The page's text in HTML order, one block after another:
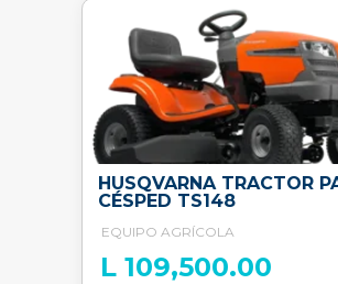
HUSQVARNA TRACTOR
CÉSPED TS148
EQUIPO AGRÍCOLA
L 109,500.00